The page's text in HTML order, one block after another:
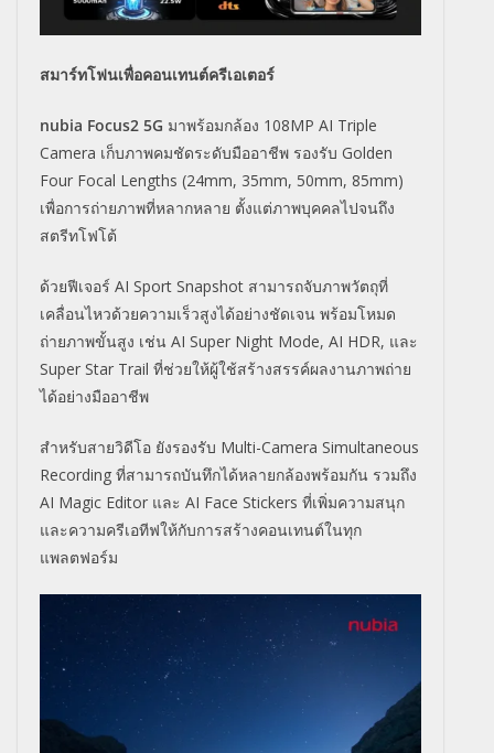
สมาร์ทโฟนเพื่อคอนเทนต์ครีเอเตอร์
nubia Focus2 5G มาพร้อมกล้อง 108MP AI Triple
Camera เก็บภาพคมชัดระดับมืออาชีพ รองรับ Golden
Four Focal Lengths (24mm, 35mm, 50mm, 85mm)
เพื่อการถ่ายภาพที่หลากหลาย ตั้งแต่ภาพบุคคลไปจนถึง
สตรีทโฟโต้
ด้วยฟีเจอร์ AI Sport Snapshot สามารถจับภาพวัตถุที่
เคลื่อนไหวด้วยความเร็วสูงได้อย่างชัดเจน พร้อมโหมด
ถ่ายภาพขั้นสูง เช่น AI Super Night Mode, AI HDR, และ
Super Star Trail ที่ช่วยให้ผู้ใช้สร้างสรรค์ผลงานภาพถ่าย
ได้อย่างมืออาชีพ
สำหรับสายวิดีโอ ยังรองรับ Multi-Camera Simultaneous
Recording ที่สามารถบันทึกได้หลายกล้องพร้อมกัน รวมถึง
AI Magic Editor และ AI Face Stickers ที่เพิ่มความสนุก
และความครีเอทีฟให้กับการสร้างคอนเทนต์ในทุก
แพลตฟอร์ม